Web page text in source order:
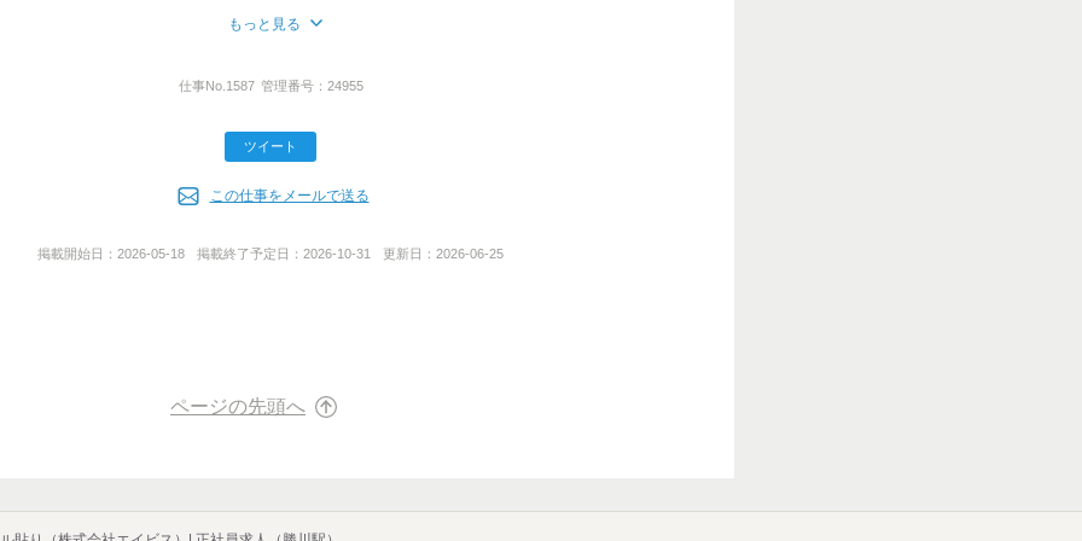
丁目3番6号 NBF名古屋広小路ビル5F
号
もっと見る
仕事No. 1587 管理番号： 24955
ツイート
この仕事をメールで送る
掲載開始日： 2026-05-18 掲載終了予定日： 2026-10-31 更新日： 2026-06-25
ページの先頭へ